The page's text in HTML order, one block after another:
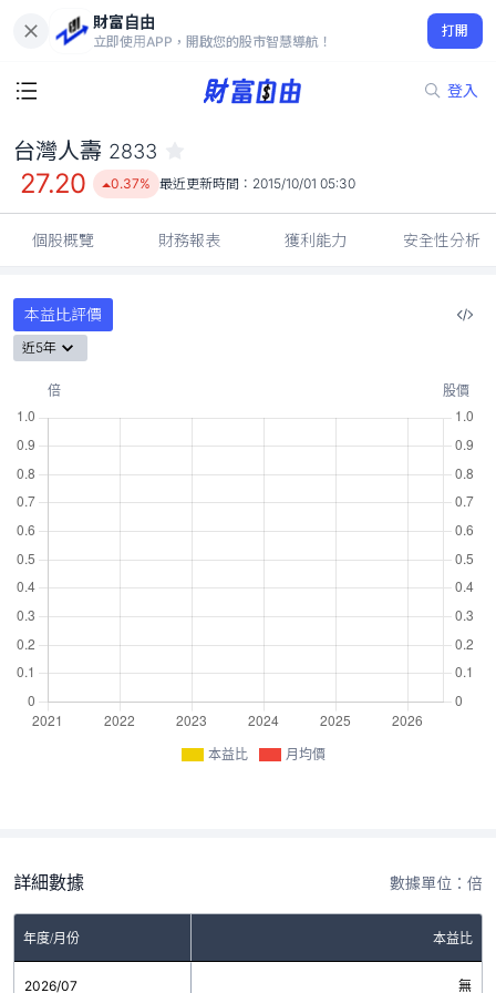
財富自由
立即使用APP，開啟您的股市智慧導航！
打開
登入
27.20
0.37%
台灣人壽 2833
27.20 0.37% 最近更新時間： 2015/10/01 05:30
個股概覽 財務報表 獲利能力 安全性分析
本益比評價
近5年
本益比 月均價
詳細數據 數據單位：倍
年度/月份 本益比
2026/07 無